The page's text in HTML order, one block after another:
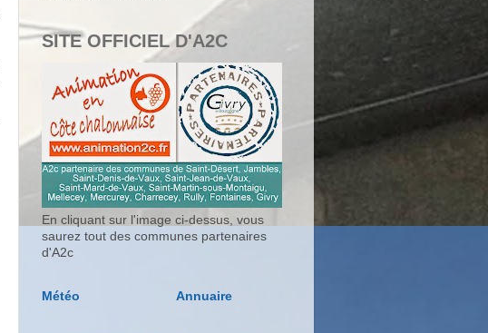
SITE OFFICIEL D'A2C
En cliquant sur l'image ci-dessus, vous
saurez tout des communes partenaires
d'A2c
Météo Annuaire